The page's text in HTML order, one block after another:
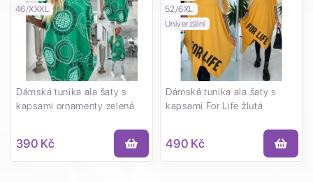
46/XXXL
Dámská tunika ala šaty s
kapsami ornamenty zelená
390 Kč
52/6XL
Univerzální
Dámská tunika ala šaty s
kapsami For Life žlutá
490 Kč